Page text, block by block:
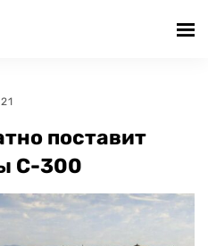
поставит
С-300